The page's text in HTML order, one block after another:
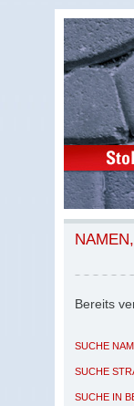
Bereits
SUCHE
SUCHE
SUCHE IN